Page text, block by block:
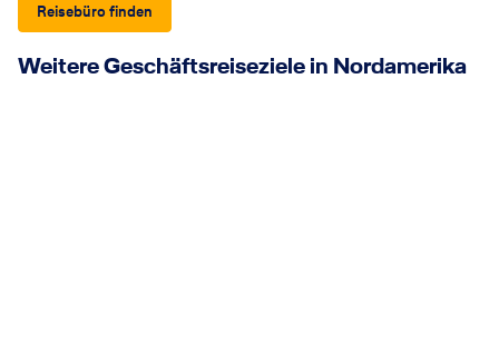
Reisebüro finden
Weitere Geschäftsreiseziele in Nordamerika